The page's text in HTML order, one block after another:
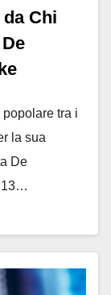
Chi
tra i
la sua
De
13…